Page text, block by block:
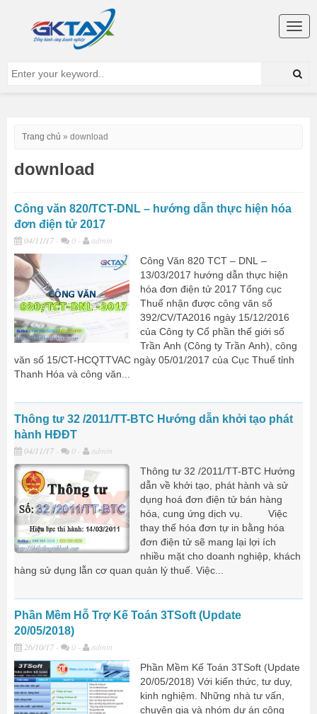
Trang chủ » download
download
Công văn 820/TCT-DNL – hướng dẫn thực hiện hóa
đơn điện tử 2017
04/11/17 - 0 -
admin
Công Văn 820 TCT – DNL –
13/03/2017 hướng dẫn thực hiện
hóa đơn điện tử 2017 Tổng cục
Thuế nhận được công văn số
392/CV/TA2016 ngày 15/12/2016
của Công ty Cổ phần thế giới số
Trần Anh (Công ty Trần Anh), công
văn số 15/CT-HCQTTVAC ngày 05/01/2017 của Cục Thuế tỉnh
Thanh Hóa và công văn...
Thông tư 32 /2011/TT-BTC Hướng dẫn khởi tạo phát
hành HĐĐT
04/11/17 - 0 -
admin
Thông tư 32 /2011/TT-BTC Hướng
dẫn về khởi tạo, phát hành và sử
dụng hoá đơn điện tử bán hàng
hóa, cung ứng dịch vụ. Việc
thay thế hóa đơn tự in bằng hóa
đơn điện tử sẽ mang lại lợi ích
nhiều mặt cho doanh nghiệp, khách
hàng sử dụng lẫn cơ quan quản lý thuế. Việc...
Phần Mềm Hỗ Trợ Kế Toán 3TSoft (Update
20/05/2018)
26/10/17 - 0 -
admin
Phần Mềm Kế Toán 3TSoft (Update
20/05/2018) Với kiến thức, tư duy,
kinh nghiệm. Những nhà tư vấn,
chuyên gia và nhóm dự án công